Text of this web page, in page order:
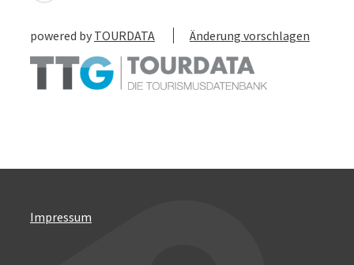
powered by TOURDATA Änderung vorschlagen
Impressum